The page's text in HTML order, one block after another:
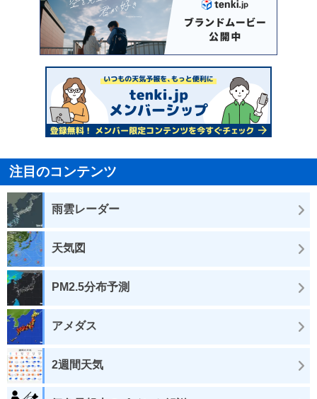
注目のコンテンツ
雨雲レーダー
天気図
PM2.5分布予測
アメダス
2週間天気